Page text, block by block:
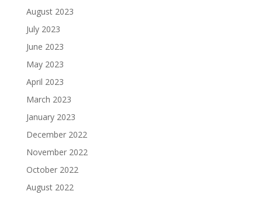
August 2023
July 2023
June 2023
May 2023
April 2023
March 2023
January 2023
December 2022
November 2022
October 2022
August 2022